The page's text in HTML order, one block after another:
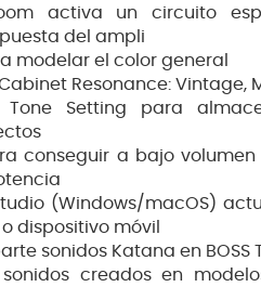
activa un circuito
del ampli
modelar el color general
Resonance: Vintage,
Tone Setting para
conseguir a bajo
(Windows/macOS)
dispositivo móvil
sonidos Katana en BOSS
creados en